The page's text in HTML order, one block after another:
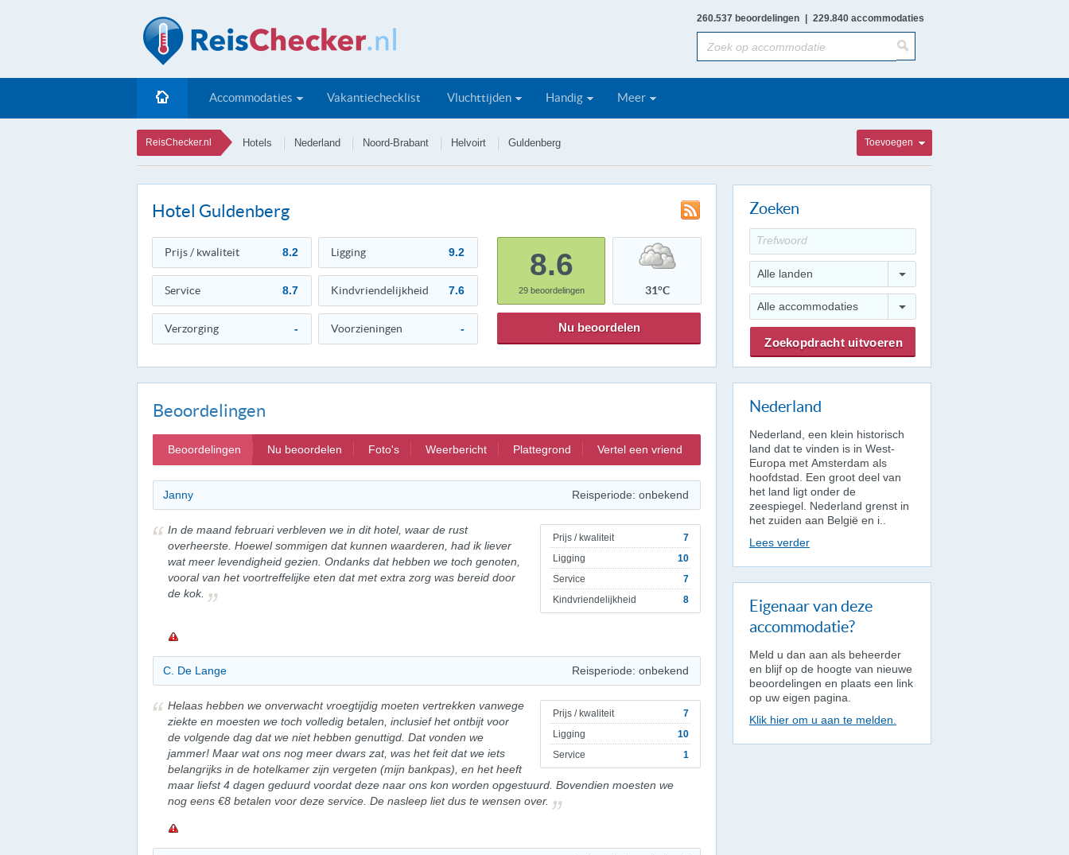
260.537 beoordelingen 229.840 accommodaties
Accommodaties Vakantiechecklist Vluchttijden Handig Meer
ReisChecker.nl Hotels Nederland Noord-Brabant Helvoirt Guldenberg Toevoegen
Hotel Guldenberg
Prijs / kwaliteit 8.2 Ligging 9.2
Service 8.7 Kindvriendelijkheid 7.6
Verzorging - Voorzieningen -
8.6
29beoordelingen 31°C
Nu beoordelen
Beoordelingen
Beoordelingen Nu beoordelen Foto's Weerbericht Plattegrond Vertel een vriend
Janny Reisperiode: onbekend
Prijs / kwaliteit
7
Ligging
10
Service
7
Kindvriendelijkheid
8
In de maand februari verbleven we in dit hotel, waar de rust
overheerste. Hoewel sommigen dat kunnen waarderen, had ik liever
wat meer levendigheid gezien. Ondanks dat hebben we toch genoten,
vooral van het voortreffelijke eten dat met extra zorg was bereid door
de kok.
C. De Lange Reisperiode: onbekend
Prijs / kwaliteit
7
Ligging
10
Service
1
Helaas hebben we onverwacht vroegtijdig moeten vertrekken vanwege
ziekte en moesten we toch volledig betalen, inclusief het ontbijt voor
de volgende dag dat we niet hebben genuttigd. Dat vonden we
jammer! Maar wat ons nog meer dwars zat, was het feit dat we iets
belangrijks in de hotelkamer zijn vergeten (mijn bankpas), en het heeft
maar liefst 4 dagen geduurd voordat deze naar ons kon worden opgestuurd. Bovendien moesten we
nog eens €8 betalen voor deze service. De nasleep liet dus te wensen over.
Zoeken
Alle landen
Alle accommodaties
Nederland
Nederland, een klein historisch
land dat te vinden is in West-
Europa met Amsterdam als
hoofdstad. Een groot deel van
het land ligt onder de
zeespiegel. Nederland grenst in
het zuiden aan België en i..
Lees verder
Eigenaar van deze
accommodatie?
Meld u dan aan als beheerder
en blijf op de hoogte van nieuwe
beoordelingen en plaats een link
op uw eigen pagina.
Klik hier om u aan te melden.